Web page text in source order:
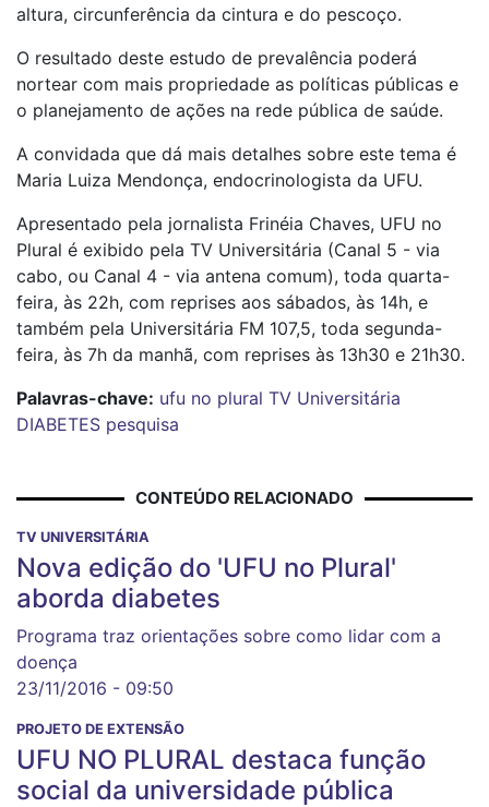
altura, circunferência da cintura e do pescoço.
O resultado deste estudo de prevalência poderá
nortear com mais propriedade as políticas públicas e
o planejamento de ações na rede pública de saúde.
A convidada que dá mais detalhes sobre este tema é
Maria Luiza Mendonça, endocrinologista da UFU.
Apresentado pela jornalista Frinéia Chaves, UFU no
Plural é exibido pela TV Universitária (Canal 5 - via
cabo, ou Canal 4 - via antena comum), toda quarta-
feira, às 22h, com reprises aos sábados, às 14h, e
também pela Universitária FM 107,5, toda segunda-
feira, às 7h da manhã, com reprises às 13h30 e 21h30.
Palavras-chave: ufu no plural TV Universitária
DIABETES pesquisa
CONTEÚDO RELACIONADO
TV UNIVERSITÁRIA
Nova edição do 'UFU no Plural'
aborda diabetes
Programa traz orientações sobre como lidar com a
doença
23/11/2016 - 09:50
PROJETO DE EXTENSÃO
UFU NO PLURAL destaca função
social da universidade pública